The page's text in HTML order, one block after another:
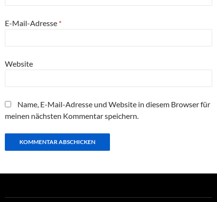
E-Mail-Adresse *
Website
Name, E-Mail-Adresse und Website in diesem Browser für
meinen nächsten Kommentar speichern.